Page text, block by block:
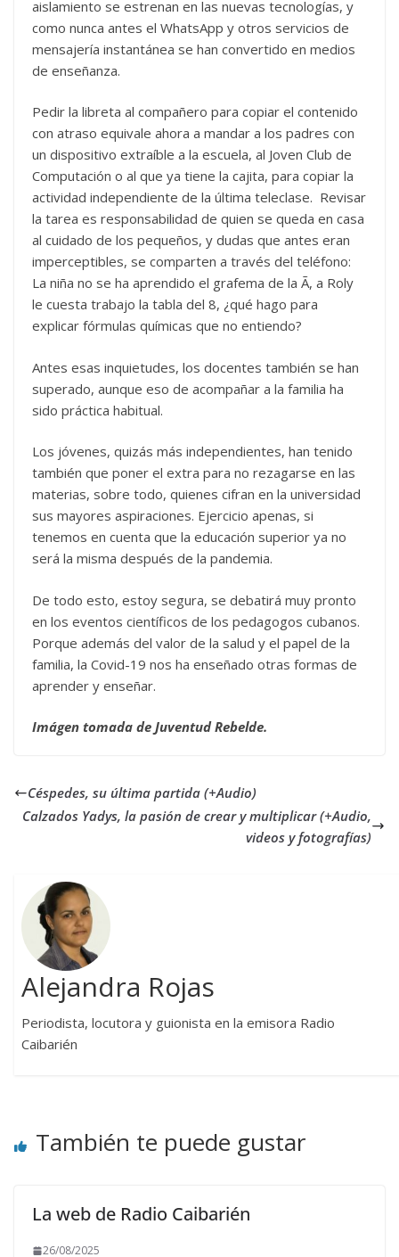
aislamiento se estrenan en las nuevas tecnologías, y
como nunca antes el WhatsApp y otros servicios de
mensajería instantánea se han convertido en medios
de enseñanza.
Pedir la libreta al compañero para copiar el contenido
con atraso equivale ahora a mandar a los padres con
un dispositivo extraíble a la escuela, al Joven Club de
Computación o al que ya tiene la cajita, para copiar la
actividad independiente de la última teleclase. Revisar
la tarea es responsabilidad de quien se queda en casa
al cuidado de los pequeños, y dudas que antes eran
imperceptibles, se comparten a través del teléfono:
La niña no se ha aprendido el grafema de la Ã, a Roly
le cuesta trabajo la tabla del 8, ¿qué hago para
explicar fórmulas químicas que no entiendo?
Antes esas inquietudes, los docentes también se han
superado, aunque eso de acompañar a la familia ha
sido práctica habitual.
Los jóvenes, quizás más independientes, han tenido
también que poner el extra para no rezagarse en las
materias, sobre todo, quienes cifran en la universidad
sus mayores aspiraciones. Ejercicio apenas, si
tenemos en cuenta que la educación superior ya no
será la misma después de la pandemia.
De todo esto, estoy segura, se debatirá muy pronto
en los eventos científicos de los pedagogos cubanos.
Porque además del valor de la salud y el papel de la
familia, la Covid-19 nos ha enseñado otras formas de
aprender y enseñar.
Imágen tomada de Juventud Rebelde.
Céspedes, su última partida (+Audio)
Calzados Yadys, la pasión de crear y multiplicar (+Audio,
videos y fotografías)
Alejandra Rojas
Periodista, locutora y guionista en la emisora Radio
Caibarién
También te puede gustar
La web de Radio Caibarién
26/08/2025